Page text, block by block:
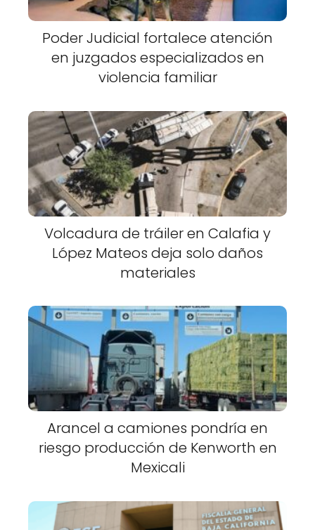
Poder Judicial fortalece atención
en juzgados especializados en
violencia familiar
Volcadura de tráiler en Calafia y
López Mateos deja solo daños
materiales
Arancel a camiones pondría en
riesgo producción de Kenworth en
Mexicali